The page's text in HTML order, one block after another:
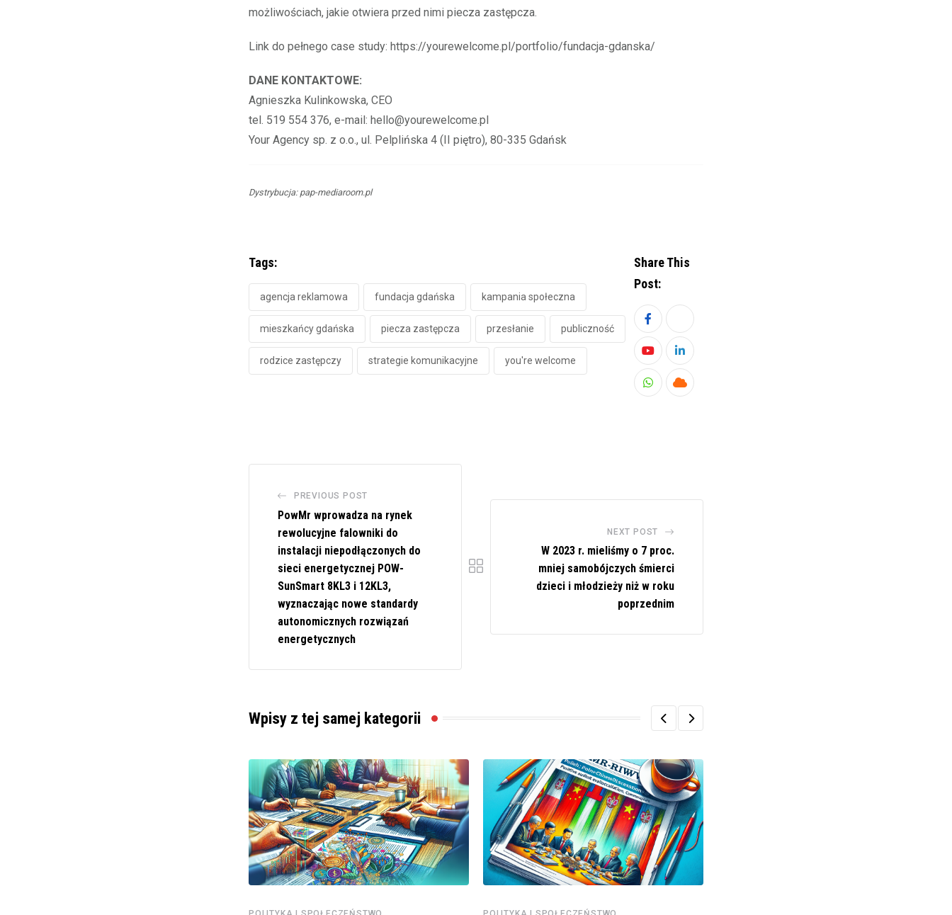
możliwościach, jakie otwiera przed nimi piecza zastępcza.
Link do pełnego case study: https://yourewelcome.pl/portfolio/fundacja-gdanska/
DANE KONTAKTOWE:
Agnieszka Kulinkowska, CEO
tel. 519 554 376, e-mail: hello@yourewelcome.pl
Your Agency sp. z o.o., ul. Pelplińska 4 (II piętro), 80-335 Gdańsk
Dystrybucja: pap-mediaroom.pl
Tags:
agencja reklamowa fundacja gdańska kampania społeczna
mieszkańcy gdańska piecza zastępcza przesłanie publiczność
rodzice zastępczy strategie komunikacyjne you're welcome
Share This
Post:
YoutubeLinkedIn
Whatsapp
Cloud
PREVIOUS POST
PowMr wprowadza na rynek
rewolucyjne falowniki do
instalacji niepodłączonych do
sieci energetycznej POW-
SunSmart 8KL3 i 12KL3,
wyznaczając nowe standardy
autonomicznych rozwiązań
energetycznych
NEXT POST
W 2023 r. mieliśmy o 7 proc.
mniej samobójczych śmierci
dzieci i młodzieży niż w roku
poprzednim
Wpisy z tej samej kategorii